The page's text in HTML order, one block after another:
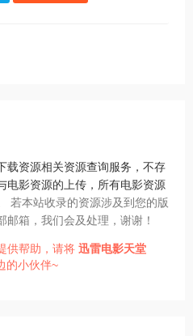
载资源相关资源查询服务，不存
电影资源的上传，所有电影资源
若本站收录的资源涉及到您的版
箱，我们会及处理，谢谢！
供帮助，请将 迅雷电影天堂
的小伙伴~